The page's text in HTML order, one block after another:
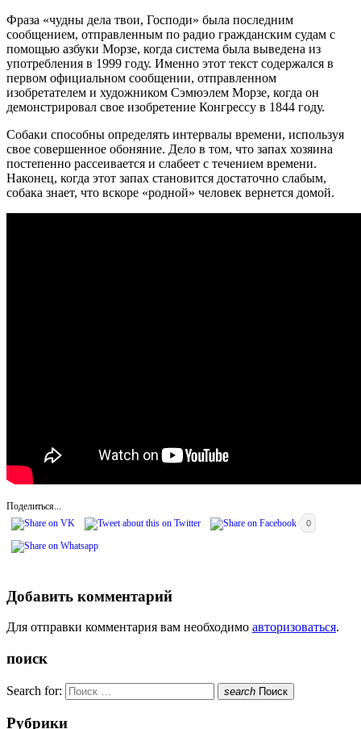
Фраза «чудны дела твои, Господи» была последним
сообщением, отправленным по радио гражданским судам с
помощью азбуки Морзе, когда система была выведена из
употребления в 1999 году. Именно этот текст содержался в
первом официальном сообщении, отправленном
изобретателем и художником Сэмюэлем Морзе, когда он
демонстрировал свое изобретение Конгрессу в 1844 году.
Собаки способны определять интервалы времени, используя
свое совершенное обоняние. Дело в том, что запах хозяина
постепенно рассеивается и слабеет с течением времени.
Наконец, когда этот запах становится достаточно слабым,
собака знает, что вскоре «родной» человек вернется домой.
Поделиться...
0
Добавить комментарий
Для отправки комментария вам необходимо авторизоваться.
поиск
Search for: search Поиск
Рубрики